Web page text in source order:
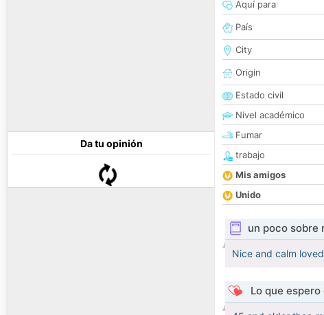
Da tu opinión
Aquí para
País
City
Origin
Estado civil
Nivel académico
Fumar
trabajo
Mis amigos
Unido
un poco sobre
Nice and calm
Lo que